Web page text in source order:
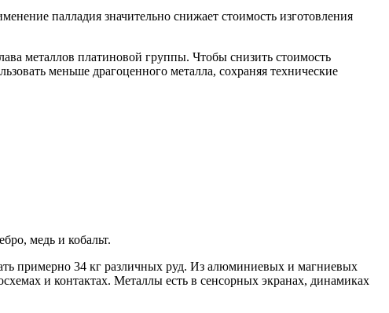
палладия значительно снижает стоимость изготовления
металлов платиновой группы. Чтобы снизить стоимость
меньше драгоценного металла, сохраняя технические
медь и кобальт.
примерно 34 кг различных руд. Из алюминиевых и магниевых
и контактах. Металлы есть в сенсорных экранах, динамиках